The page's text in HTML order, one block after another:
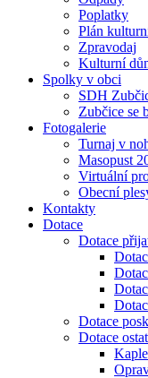
Poplatky
Plán
Zpravodaj
Kulturní
Spolky v obci
SDH
Zubčice se
Fotogalerie
Turnaj v
Masopust
Virtuální
Obecní
Kontakty
Dotace
Dotace
Dotace
Dotace